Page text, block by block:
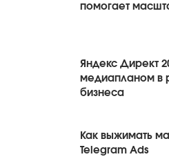
помогает
Яндекс Директ
медиапланом в
бизнеса
Как выжимать
Telegram Ads